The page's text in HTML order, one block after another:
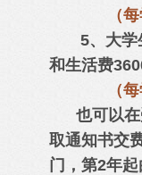
（
5、大学生
和生活费
（
也可以在
取通知书交
门，第2年起